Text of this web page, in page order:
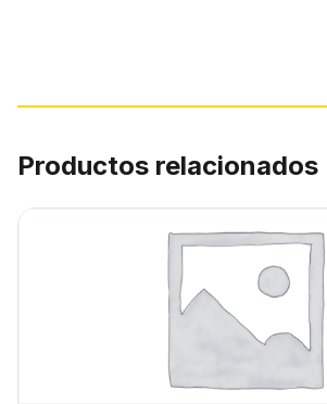
Productos relacionados